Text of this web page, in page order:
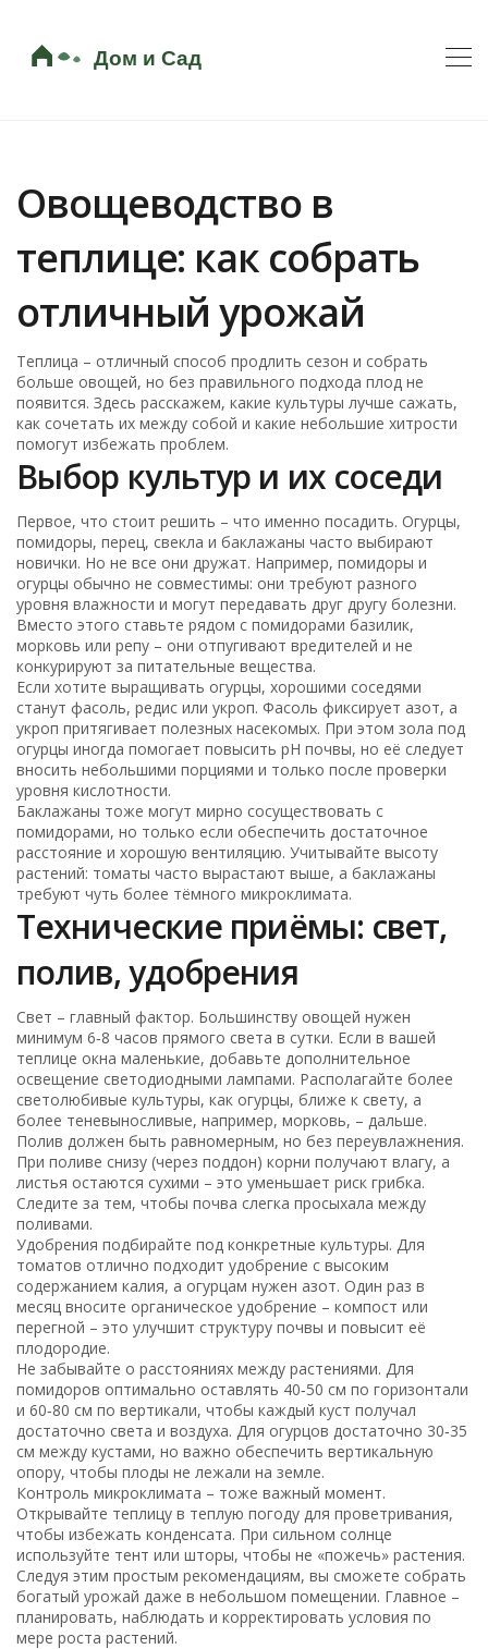
Овощеводство в
теплице: как собрать
отличный урожай
Теплица – отличный способ продлить сезон и собрать
больше овощей, но без правильного подхода плод не
появится. Здесь расскажем, какие культуры лучше сажать,
как сочетать их между собой и какие небольшие хитрости
помогут избежать проблем.
Выбор культур и их соседи
Первое, что стоит решить – что именно посадить. Огурцы,
помидоры, перец, свекла и баклажаны часто выбирают
новички. Но не все они дружат. Например, помидоры и
огурцы обычно не совместимы: они требуют разного
уровня влажности и могут передавать друг другу болезни.
Вместо этого ставьте рядом с помидорами базилик,
морковь или репу – они отпугивают вредителей и не
конкурируют за питательные вещества.
Если хотите выращивать огурцы, хорошими соседями
станут фасоль, редис или укроп. Фасоль фиксирует азот, а
укроп притягивает полезных насекомых. При этом зола под
огурцы иногда помогает повысить pH почвы, но её следует
вносить небольшими порциями и только после проверки
уровня кислотности.
Баклажаны тоже могут мирно сосуществовать с
помидорами, но только если обеспечить достаточное
расстояние и хорошую вентиляцию. Учитывайте высоту
растений: томаты часто вырастают выше, а баклажаны
требуют чуть более тёмного микроклимата.
Технические приёмы: свет,
полив, удобрения
Свет – главный фактор. Большинству овощей нужен
минимум 6‑8 часов прямого света в сутки. Если в вашей
теплице окна маленькие, добавьте дополнительное
освещение светодиодными лампами. Располагайте более
светолюбивые культуры, как огурцы, ближе к свету, а
более теневыносливые, например, морковь, – дальше.
Полив должен быть равномерным, но без переувлажнения.
При поливе снизу (через поддон) корни получают влагу, а
листья остаются сухими – это уменьшает риск грибка.
Следите за тем, чтобы почва слегка просыхала между
поливами.
Удобрения подбирайте под конкретные культуры. Для
томатов отлично подходит удобрение с высоким
содержанием калия, а огурцам нужен азот. Один раз в
месяц вносите органическое удобрение – компост или
перегной – это улучшит структуру почвы и повысит её
плодородие.
Не забывайте о расстояниях между растениями. Для
помидоров оптимально оставлять 40‑50 см по горизонтали
и 60‑80 см по вертикали, чтобы каждый куст получал
достаточно света и воздуха. Для огурцов достаточно 30‑35
см между кустами, но важно обеспечить вертикальную
опору, чтобы плоды не лежали на земле.
Контроль микроклимата – тоже важный момент.
Открывайте теплицу в теплую погоду для проветривания,
чтобы избежать конденсата. При сильном солнце
используйте тент или шторы, чтобы не «пожечь» растения.
Следуя этим простым рекомендациям, вы сможете собрать
богатый урожай даже в небольшом помещении. Главное –
планировать, наблюдать и корректировать условия по
мере роста растений.